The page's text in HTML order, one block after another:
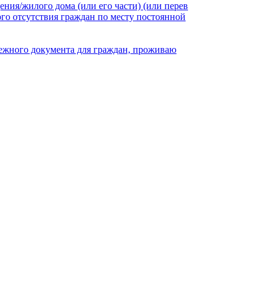
жилого дома (или его части) (или перев
отсутствия граждан по месту постоянной
документа для граждан, проживаю